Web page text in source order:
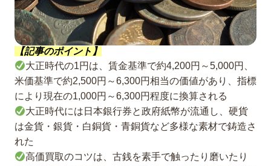
【記事のポイント】
大正時代の1円は、賃金基準で約4,200円～5,000円、
米価基準で約2,500円～6,300円相当の価値があり、指標
により現在の1,000円～6,300円程度に換算される
大正時代には日本銀行券と政府紙幣が流通し、硬貨
は金貨・銀貨・白銅貨・青銅貨など多様な素材で鋳造さ
れた
高価買取のコツは、古銭を素手で触ったり磨いたり